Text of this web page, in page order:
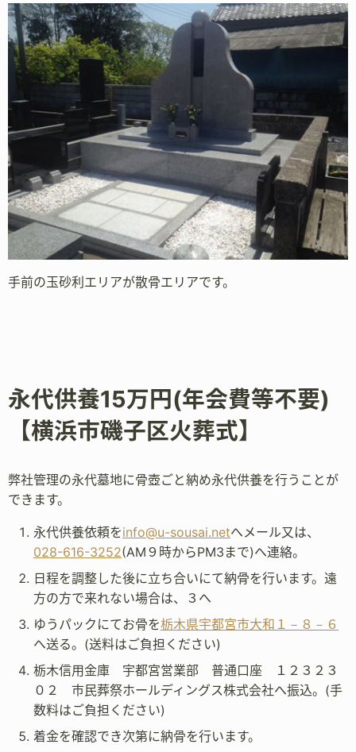
手前の玉砂利エリアが散骨エリアです。
永代供養15万円(年会費等不要)
【横浜市磯子区火葬式】
弊社管理の永代墓地に骨壺ごと納め永代供養を行うことが
できます。
永代供養依頼をinfo@u-sousai.netへメール又は、
028-616-3252(AM９時からPM3まで)へ連絡。
日程を調整した後に立ち合いにて納骨を行います。遠
方の方で来れない場合は、３へ
ゆうパックにてお骨を栃木県宇都宮市大和１－８－６
へ送る。(送料はご負担ください)
栃木信用金庫 宇都宮営業部 普通口座 １２３２３
０２ 市民葬祭ホールディングス株式会社へ振込。(手
数料はご負担ください)
着金を確認でき次第に納骨を行います。